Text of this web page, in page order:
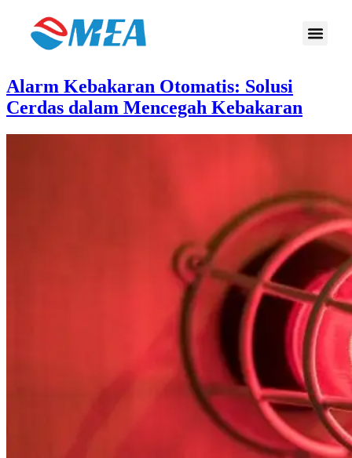
Alarm Kebakaran Otomatis: Solusi
Cerdas dalam Mencegah Kebakaran